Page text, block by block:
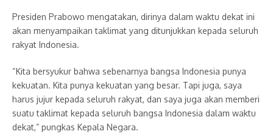
Presiden Prabowo mengatakan, dirinya dalam waktu dekat ini
akan menyampaikan taklimat yang ditunjukkan kepada seluruh
rakyat Indonesia.
“Kita bersyukur bahwa sebenarnya bangsa Indonesia punya
kekuatan. Kita punya kekuatan yang besar. Tapi juga, saya
harus jujur kepada seluruh rakyat, dan saya juga akan memberi
suatu taklimat kepada seluruh bangsa Indonesia dalam waktu
dekat,” pungkas Kepala Negara.